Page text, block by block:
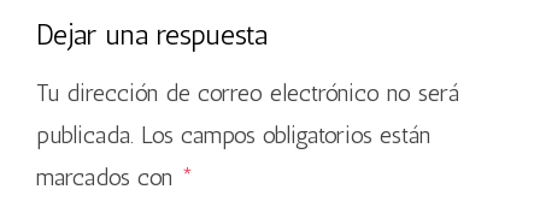
Dejar una respuesta
Tu dirección de correo electrónico no será
publicada. Los campos obligatorios están
marcados con *